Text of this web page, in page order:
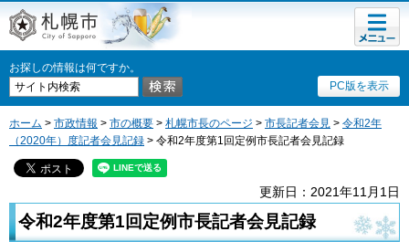
札幌市
お探しの情報は何ですか。
PC版を表示
メニュ
ー
ホーム > 市政情報 > 市の概要 > 札幌市長のページ > 市長記者会見 > 令和2年
（2020年）度記者会見記録 > 令和2年度第1回定例市長記者会見記録
更新日：2021年11月1日
令和2年度第1回定例市長記者会見記録